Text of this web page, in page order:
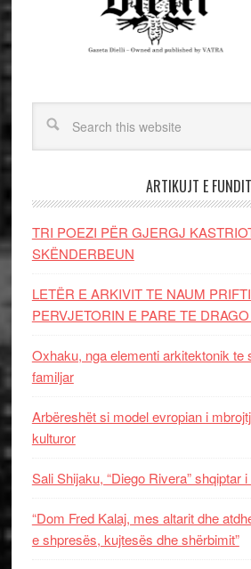
ARTIKUJT E FUNDIT
TRI POEZI PËR GJERGJ
SKËNDERBEUN
LETËR E ARKIVIT TE NAUM
PERVJETORIN E PARE TE
Oxhaku, nga elementi arkitektonik te
familjar
Arbëreshët si model evropian i
kulturor
Sali Shijaku, “Diego Rivera” shqiptar
“Dom Fred Kalaj, mes altarit dhe
e shpresës, kujtesës dhe shërbimit”